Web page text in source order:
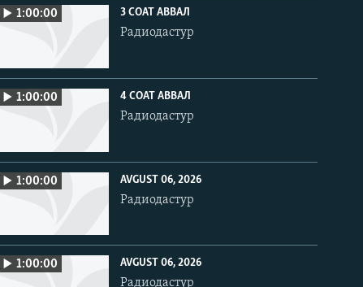
1:00:00 3 СОАТ АВВАЛ
Радиодастур
1:00:00 4 СОАТ АВВАЛ
Радиодастур
1:00:00 AVGUST 06, 2026
Радиодастур
1:00:00 AVGUST 06, 2026
Радиодастур